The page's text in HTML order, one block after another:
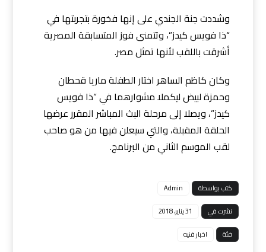
وشددت جنة الجندي على إنها فخورة بتجربتها في
“ذا فويس كيدز”، وتتمنى فوز المتسابقة المصرية
أشرقت باللقب لأنها تمثل مصر.
وكان كاظم الساهر اختار الطفلة ماريا قحطان
وحمزة لبيض ليكملا مشوارهما في “ذا فويس
كيدز”، ويصلا إلى مرحلة البث المباشر المقرر عرضها
الحلقة المقبلة، والتي سيعلن فيها من هو صاحب
لقب الموسم الثاني من البرنامج.
كتب بواسطة
Admin
نشرت في
31 يناير، 2018
فئة
اخبار فنيه